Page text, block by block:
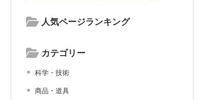
人気ページランキング
カテゴリー
科学・技術
商品・道具